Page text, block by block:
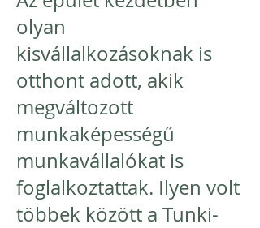
olyan
kisvállalkozásoknak is
otthont adott, akik
megváltozott
munkaképességű
munkavállalókat is
foglalkoztattak. Ilyen volt
többek között a Tunki-